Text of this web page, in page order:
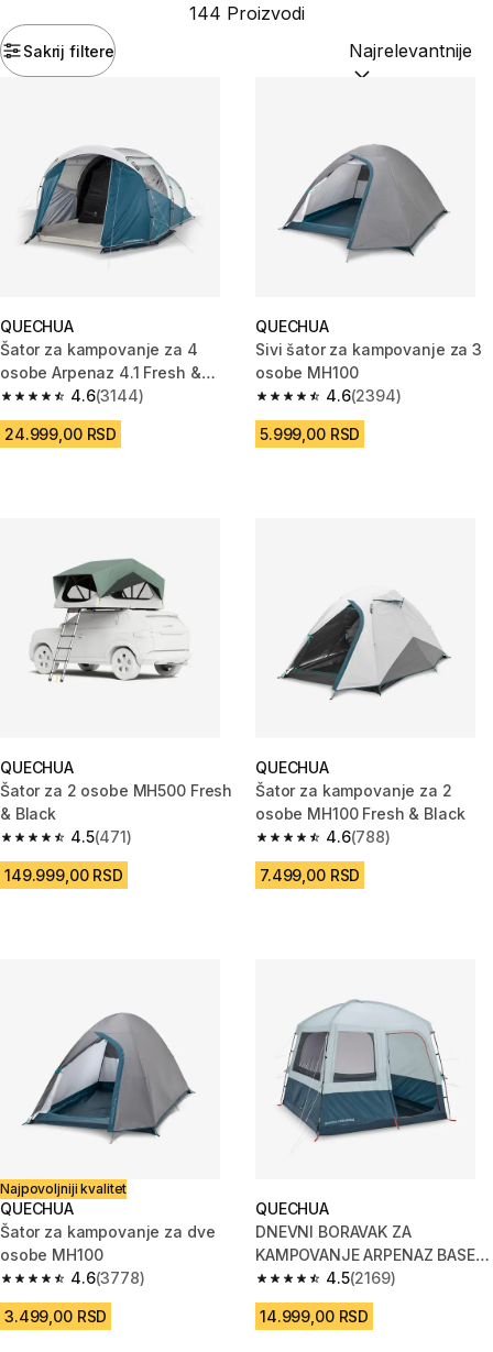
Sakrij filtere
144 Proizvodi
Sortiraj po:
QUECHUA
Šator za kampovanje za 4
osobe Arpenaz 4.1 Fresh &
Black
4.6
4.6 od 5 zvezdica from 3144 Recenzije
(3144)
24.999,00 RSD
QUECHUA
Sivi šator za kampovanje za 3
osobe MH100
4.6
4.6 od 5 zvezdica from 2394
(2394)
5.999,00 RSD
QUECHUA
Šator za 2 osobe MH500 Fresh
& Black
4.5
4.5 od 5 zvezdica from 471 Recenzije
(471)
149.999,00 RSD
QUECHUA
Šator za kampovanje za 2
osobe MH100 Fresh & Black
4.6
4.6 od 5 zvezdica from 788
(788)
7.499,00 RSD
Najpovoljniji kvalitet
QUECHUA
Šator za kampovanje za dve
osobe MH100
4.6
4.6 od 5 zvezdica from 3778 Recenzije
(3778)
3.499,00 RSD
QUECHUA
DNEVNI BORAVAK ZA
KAMPOVANJE ARPENAZ BASE
M SA ŠIPKAMA ZA 6 OSOBA
4.5
4.5 od 5 zvezdica from 2169
(2169)
14.999,00 RSD